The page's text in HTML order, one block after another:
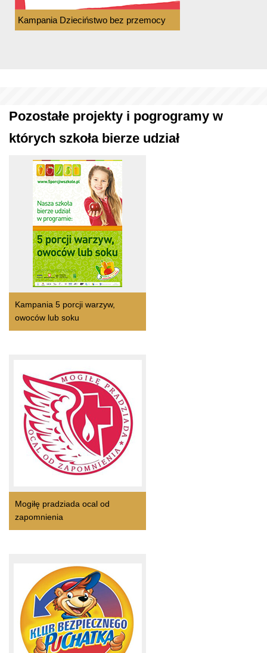
Kampania Dzieciństwo bez przemocy
Pozostałe projekty i pogrogramy w
których szkoła bierze udział
Kampania 5 porcji warzyw,
owoców lub soku
Mogiłę pradziada ocal od
zapomnienia